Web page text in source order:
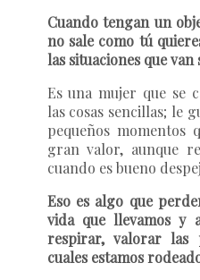
Cuando tengan un
no sale como tú
las situaciones que
Es una mujer que se
las cosas sencillas; le
pequeños
gran valor, aunque
cuando es bueno
Eso es algo que
vida que llevamos y
respirar, valorar las
cuales estamos